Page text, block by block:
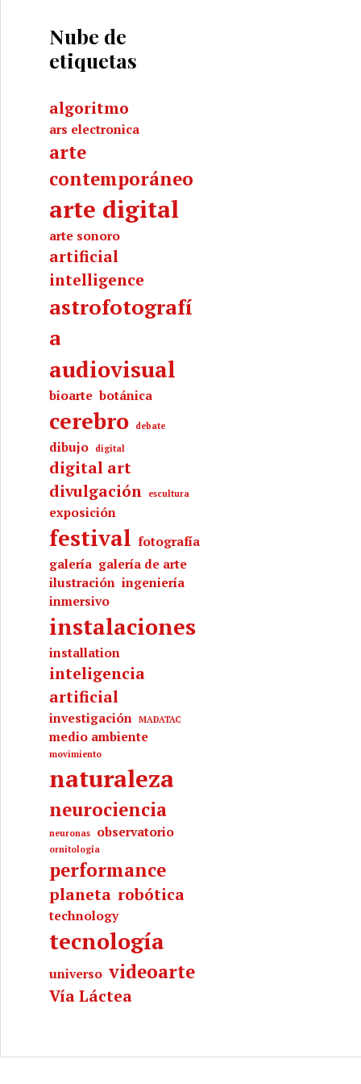
Nube de
etiquetas
algoritmo
ars electronica
arte
contemporáneo
arte digital
arte sonoro
artificial
intelligence
astrofotografí
a
audiovisual
bioarte botánica
cerebro debate
dibujo digital
digital art
divulgación
escultura
exposición
festival fotografía
galería galería de arte
ilustración ingeniería
inmersivo
instalaciones
installation
inteligencia
artificial
investigación MADATAC
medio ambiente
movimiento
naturaleza
neurociencia
neuronas observatorio
ornitología
performance
planeta robótica
technology
tecnología
universo videoarte
Vía Láctea